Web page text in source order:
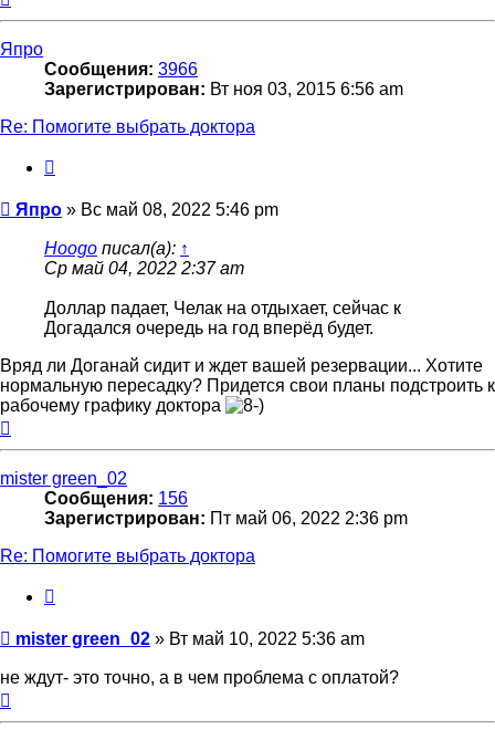
Япро
Сообщения: 3966
Зарегистрирован: Вт ноя 03, 2015 6:56 am
Re: Помогите выбрать доктора
Сообщение
Япро » Вс май 08, 2022 5:46 pm
Hoogo писал(а): ↑
Ср май 04, 2022 2:37 am
Доллар падает, Челак на отдыхает, сейчас к
Догадался очередь на год вперёд будет.
Вряд ли Доганай сидит и ждет вашей резервации... Хотите
нормальную пересадку? Придется свои планы подстроить к
рабочему графику доктора
mister green_02
Сообщения: 156
Зарегистрирован: Пт май 06, 2022 2:36 pm
Re: Помогите выбрать доктора
Сообщение
mister green_02 » Вт май 10, 2022 5:36 am
не ждут- это точно, а в чем проблема с оплатой?